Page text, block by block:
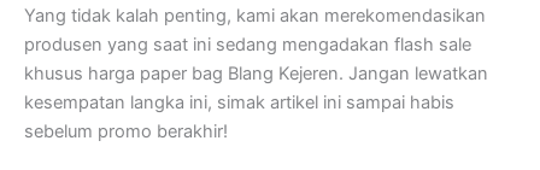
Yang tidak kalah penting, kami akan merekomendasikan
produsen yang saat ini sedang mengadakan flash sale
khusus harga paper bag Blang Kejeren. Jangan lewatkan
kesempatan langka ini, simak artikel ini sampai habis
sebelum promo berakhir!